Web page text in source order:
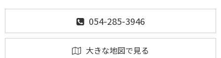
054-285-3946
大きな地図で見る